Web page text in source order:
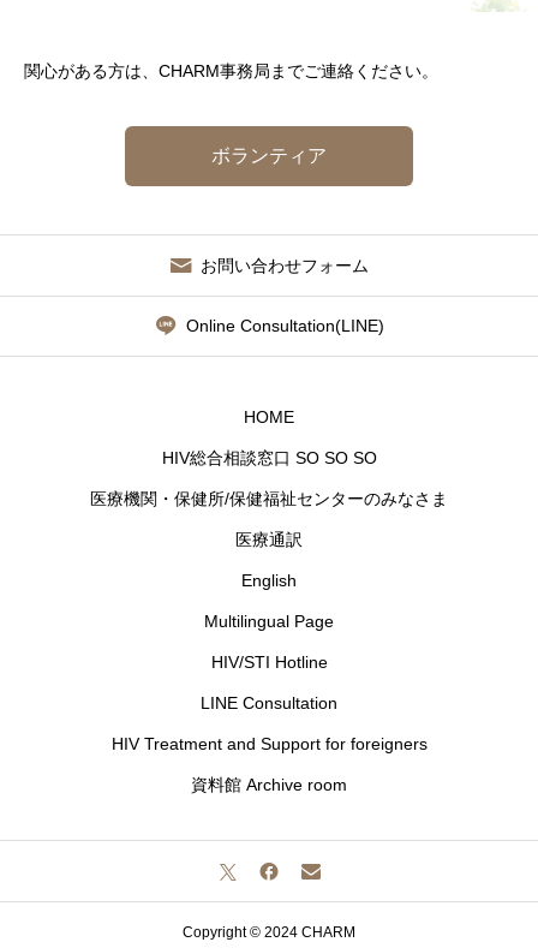
関心がある方は、CHARM事務局までご連絡ください。
ボランティア
お問い合わせフォーム
Online Consultation(LINE)
HOME
HIV総合相談窓口 SO SO SO
医療機関・保健所/保健福祉センターのみなさま
医療通訳
English
Multilingual Page
HIV/STI Hotline
LINE Consultation
HIV Treatment and Support for foreigners
資料館 Archive room
Copyright © 2024 CHARM